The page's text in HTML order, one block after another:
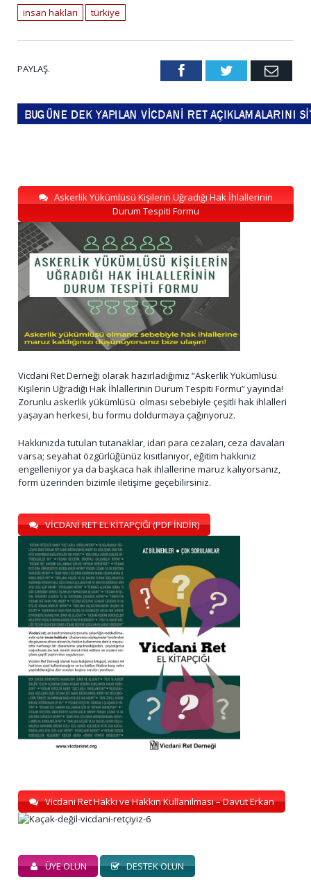
insan hakları türkiye
PAYLAŞ. FacebookTwitter Email
Askerlik Yükümlüsü Kişilerin Uğradığı Hak İhlallerinin
Durum Tespiti Formu
Vicdani Ret Derneği olarak hazırladığımız “Askerlik Yükümlüsü
Kişilerin Uğradığı Hak İhlallerinin Durum Tespiti Formu” yayında!
Zorunlu askerlik yükümlüsü olması sebebiyle çeşitli hak ihlalleri
yaşayan herkesi, bu formu doldurmaya çağırıyoruz.
Hakkınızda tutulan tutanaklar, idari para cezaları, ceza davaları
varsa; seyahat özgürlüğünüz kısıtlanıyor, eğitim hakkınız
engelleniyor ya da başkaca hak ihlallerine maruz kalıyorsanız,
form üzerinden bizimle iletişime geçebilirsiniz.
VİCDANİ RET EL KİTAPÇIĞI (PDF İNDİR)
Vicdani Ret Hakkı ve Hakkın Kullanılması – Davut Erkan
ÜYE OLUN DESTEK OLUN